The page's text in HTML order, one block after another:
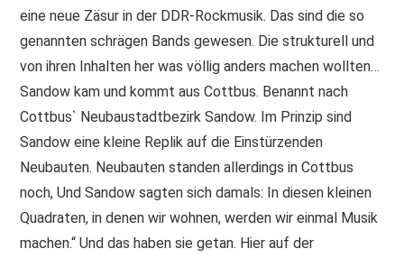
IMPRESSUM
eine neue Zäsur in der DDR-Rockmusik. Das sind die so
genannten schrägen Bands gewesen. Die strukturell und
von ihren Inhalten her was völlig anders machen wollten…
Sandow kam und kommt aus Cottbus. Benannt nach
Cottbus` Neubaustadtbezirk Sandow. Im Prinzip sind
Sandow eine kleine Replik auf die Einstürzenden
Neubauten. Neubauten standen allerdings in Cottbus
noch, Und Sandow sagten sich damals: In diesen kleinen
Quadraten, in denen wir wohnen, werden wir einmal Musik
machen.“ Und das haben sie getan. Hier auf der